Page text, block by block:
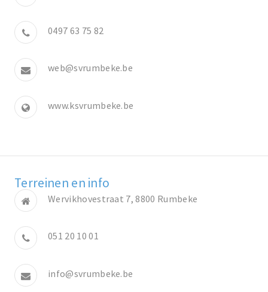
0497 63 75 82
web@svrumbeke.be
www.ksvrumbeke.be
Terreinen en info
Wervikhovestraat 7, 8800 Rumbeke
051 20 10 01
info@svrumbeke.be